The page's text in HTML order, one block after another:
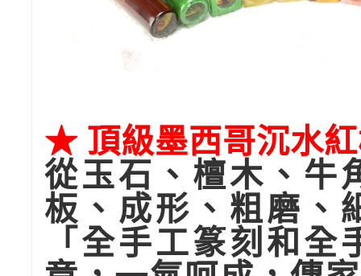
★ 頂級墨西哥沉水
從玉石、檀木、牛
板、成形、粗磨、
「全手工篆刻和